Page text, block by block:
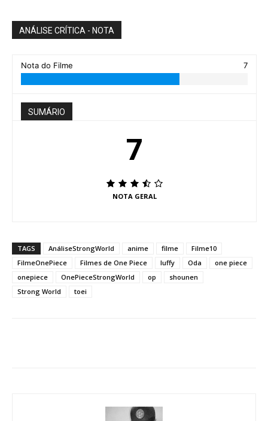
ANÁLISE CRÍTICA - NOTA
Nota do Filme 7
SUMÁRIO
7
NOTA GERAL
TAGS AnáliseStrongWorld anime filme
Filme10
FilmeOnePiece
Filmes de One Piece luffy Oda
one piece
onepiece
OnePieceStrongWorld op
shounen
Strong World
toei